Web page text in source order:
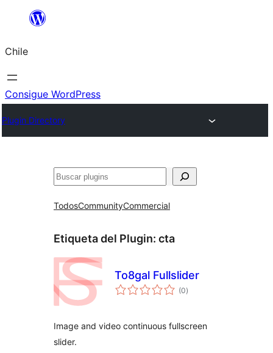
Saltar
contenido
Chile
Consigue WordPress
Plugin Directory
Buscar
TodosCommunityCommercial
Etiqueta del Plugin: cta
To8gal Fullslider
(0evaluación
total
)
Image and video continuous fullscreen
slider.